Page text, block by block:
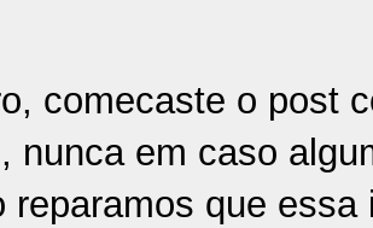
comecaste o post
nunca em caso
reparamos que